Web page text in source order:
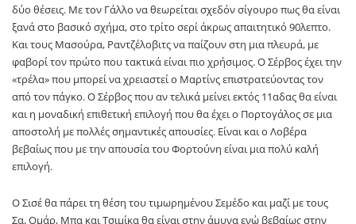
δύο θέσεις. Με τον Γάλλο να θεωρείται σχεδόν σίγουρο πως θα είναι
ξανά στο βασικό σχήμα, στο τρίτο σερί άκρως απαιτητικό 90λεπτο.
Και τους Μασούρα, Ραντζέλοβιτς να παίζουν στη μια πλευρά, με
φαβορί τον πρώτο που τακτικά είναι πιο χρήσιμος. Ο Σέρβος έχει την
«τρέλα» που μπορεί να χρειαστεί ο Μαρτίνς επιστρατεύοντας τον
από τον πάγκο. Ο Σέρβος που αν τελικά μείνει εκτός 11αδας θα είναι
και η μοναδική επιθετική επιλογή που θα έχει ο Πορτογάλος σε μια
αποστολή με πολλές σημαντικές απουσίες. Είναι και ο Λοβέρα
βεβαίως που με την απουσία του Φορτούνη είναι μια πολύ καλή
επιλογή.
Ο Σισέ θα πάρει τη θέση του τιμωρημένου Σεμέδο και μαζί με τους
Σα, Ομάρ, Μπα και Τσιμίκα θα είναι στην άμυνα ενώ βεβαίως στην